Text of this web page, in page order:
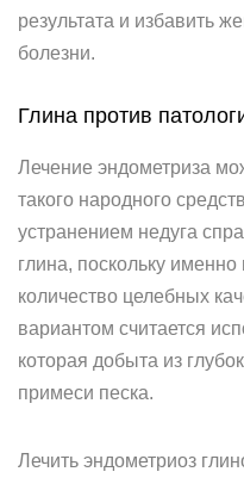
результата и избавить
болезни.
Глина против
Лечение эндометриза
такого народного
устранением недуга
глина, поскольку
количество целебных
вариантом считается
которая добыта из
примеси песка.
Лечить эндометриоз